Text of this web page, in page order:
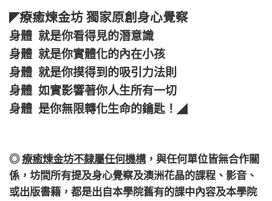
◤療癒煉金坊 獨家原創身心覺察
身體 就是你看得見的潛意識
身體 就是你實體化的內在小孩
身體 就是你摸得到的吸引力法則
身體 如實影響著你人生所有一切
身體 是你無限轉化生命的鑰匙！ ◢
◎療癒煉金坊不隸屬任何機構， 與任何單位皆無合作關
係， 坊間所有提及身心覺察及澳洲花晶的課程、影音、
或出版書籍，都是出自本學院舊有的課中內容及本學院